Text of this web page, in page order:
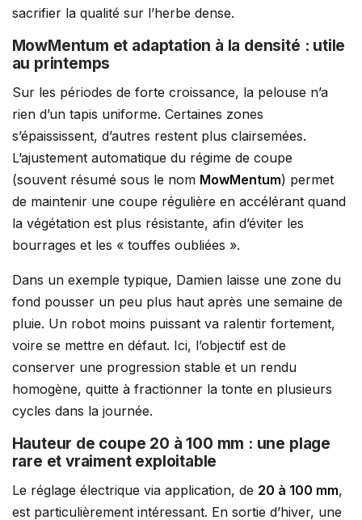
sacrifier la qualité sur l’herbe dense.
MowMentum et adaptation à la densité : utile
au printemps
Sur les périodes de forte croissance, la pelouse n’a
rien d’un tapis uniforme. Certaines zones
s’épaississent, d’autres restent plus clairsemées.
L’ajustement automatique du régime de coupe
(souvent résumé sous le nom MowMentum) permet
de maintenir une coupe régulière en accélérant quand
la végétation est plus résistante, afin d’éviter les
bourrages et les « touffes oubliées ».
Dans un exemple typique, Damien laisse une zone du
fond pousser un peu plus haut après une semaine de
pluie. Un robot moins puissant va ralentir fortement,
voire se mettre en défaut. Ici, l’objectif est de
conserver une progression stable et un rendu
homogène, quitte à fractionner la tonte en plusieurs
cycles dans la journée.
Hauteur de coupe 20 à 100 mm : une plage
rare et vraiment exploitable
Le réglage électrique via application, de 20 à 100 mm,
est particulièrement intéressant. En sortie d’hiver, une